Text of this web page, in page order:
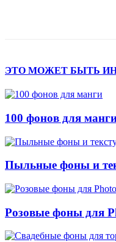
ЭТО МОЖЕТ БЫТЬ
100 фонов для
Пыльные фоны и
Розовые фоны для